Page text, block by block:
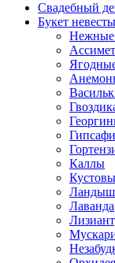
Свадебный
Букет невесты
Нежные
Каллы
Лаванда